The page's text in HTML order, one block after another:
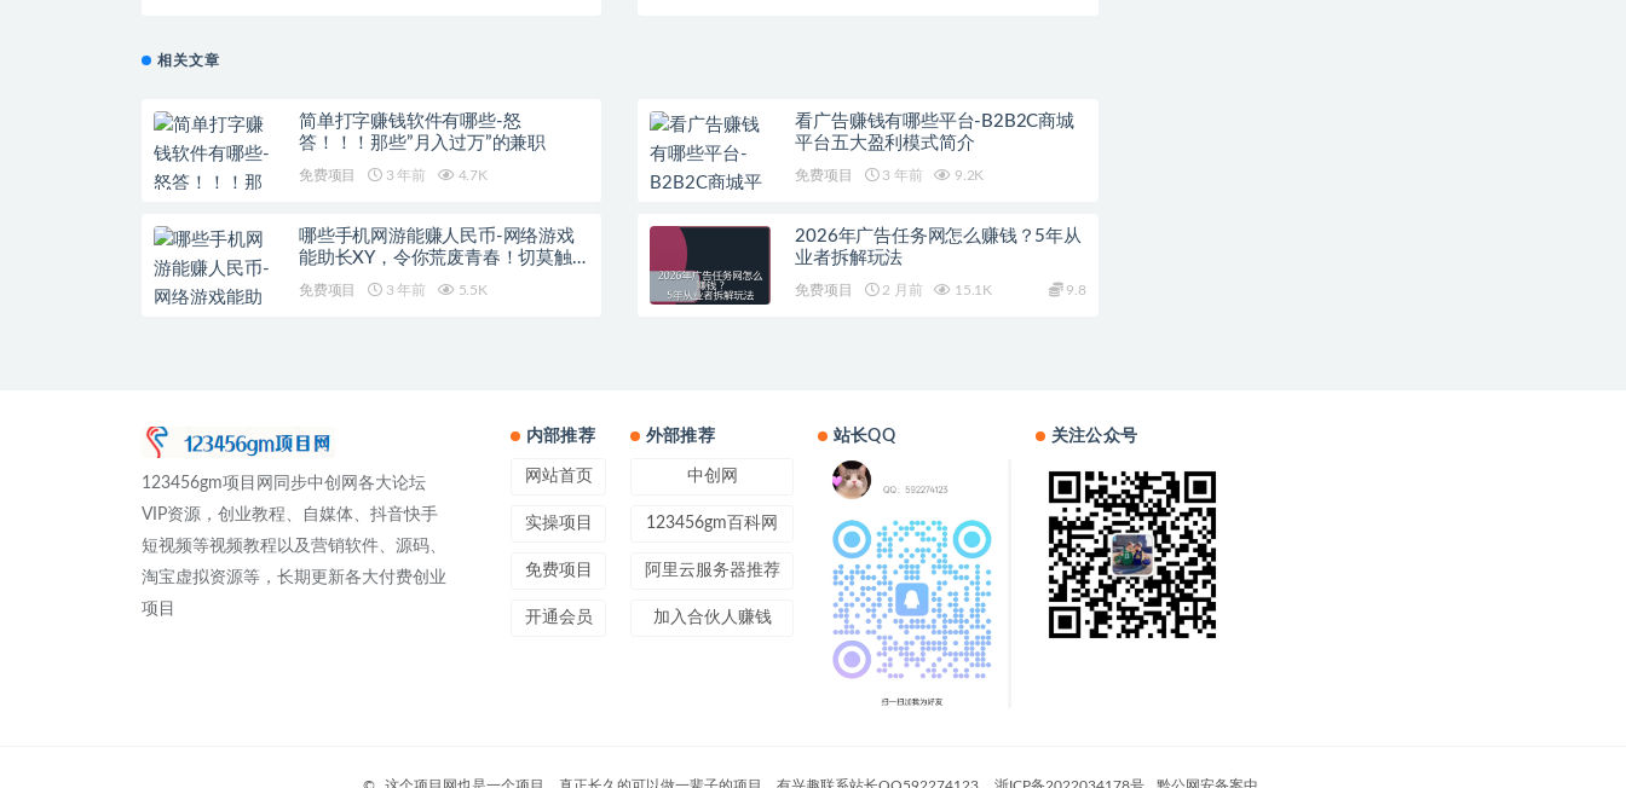
相关文章
简单打字赚钱软件有哪些-怒
答！！！那些”月入过万”的兼职
免费项目 3 年前 4.7K
看广告赚钱有哪些平台-B2B2C商城
平台五大盈利模式简介
免费项目 3 年前 9.2K
哪些手机网游能赚人民币-网络游戏
能助长XY，令你荒废青春！切莫触
碰
免费项目 3 年前 5.5K
2026年广告任务网怎么赚钱？5年从
业者拆解玩法
免费项目 2 月前 15.1K 9.8
123456gm项目网同步中创网各大论坛
VIP资源，创业教程、自媒体、抖音快手
短视频等视频教程以及营销软件、源码、
淘宝虚拟资源等，长期更新各大付费创业
项目
内部推荐
网站首页
实操项目
免费项目
开通会员
外部推荐
中创网
123456gm百科网
阿里云服务器推荐
加入合伙人赚钱
站长QQ 关注公众号